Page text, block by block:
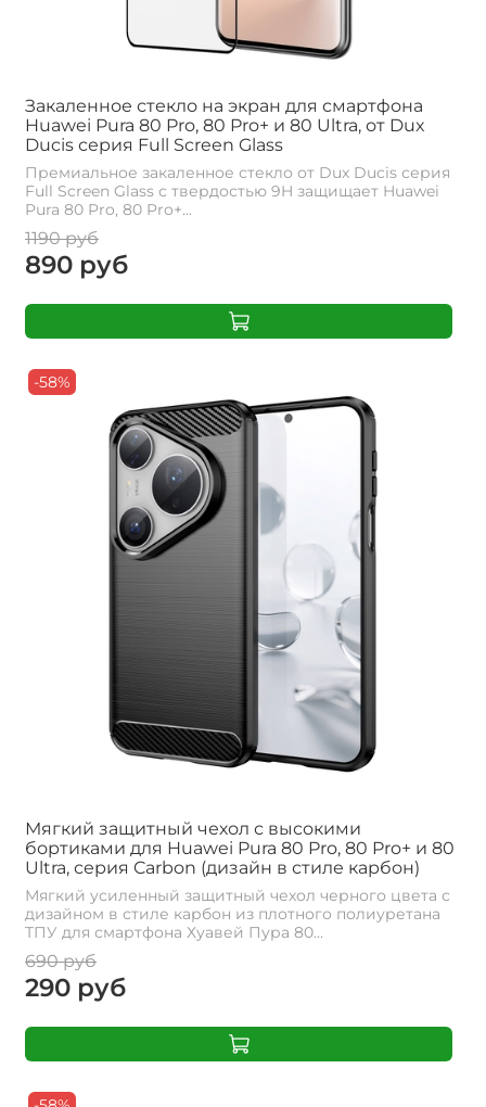
Закаленное стекло на экран для смартфона
Huawei Pura 80 Pro, 80 Pro+ и 80 Ultra, от Dux
Ducis серия Full Screen Glass
Премиальное закаленное стекло от Dux Ducis серия
Full Screen Glass с твердостью 9H защищает Huawei
Pura 80 Pro, 80 Pro+...
1190 руб
890 руб
-58%
Мягкий защитный чехол с высокими
бортиками для Huawei Pura 80 Pro, 80 Pro+ и 80
Ultra, серия Carbon (дизайн в стиле карбон)
Мягкий усиленный защитный чехол черного цвета с
дизайном в стиле карбон из плотного полиуретана
ТПУ для смартфона Хуавей Пура 80...
690 руб
290 руб